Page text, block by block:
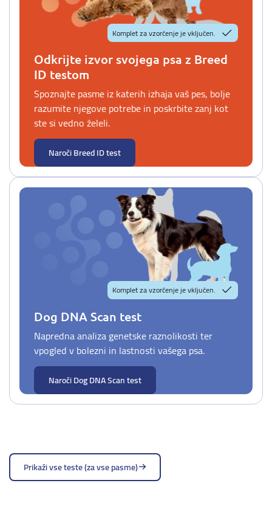
Komplet za vzorčenje je vključen.
Odkrijte izvor svojega psa z Breed
ID testom
Spoznajte pasme iz katerih izhaja vaš pes, bolje
razumite njegove potrebe in poskrbite zanj kot
ste si vedno želeli.
Naroči Breed ID test
Komplet za vzorčenje je vključen.
Dog DNA Scan test
Napredna analiza genetske raznolikosti ter
vpogled v bolezni in lastnosti vašega psa.
Naroči Dog DNA Scan test
Prikaži vse teste (za vse pasme)